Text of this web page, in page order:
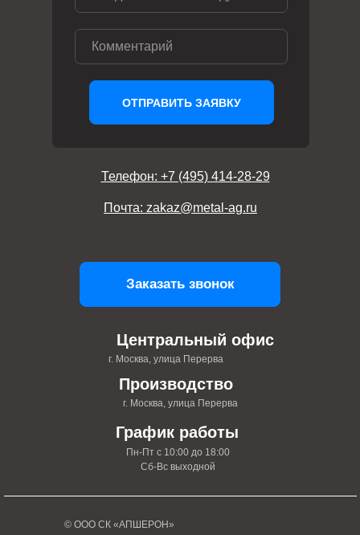
© ООО СК «АПШЕРОН»
ОТПРАВИТЬ ЗАЯВКУ
Центральный офис
г. Москва, улица Перерва
График работы
Пн-Пт с 10:00 до 18:00
Сб-Вс выходной
Производство
г. Москва, улица Перерва
Телефон: +7 (495) 414-28-29
Почта: zakaz@metal-ag.ru
Заказать звонок